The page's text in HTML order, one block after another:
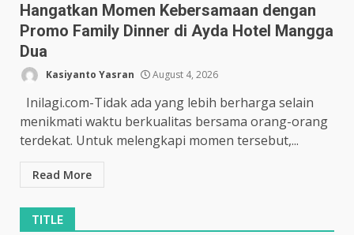
Hangatkan Momen Kebersamaan dengan
Promo Family Dinner di Ayda Hotel Mangga
Dua
Kasiyanto Yasran August 4, 2026
Inilagi.com-Tidak ada yang lebih berharga selain
menikmati waktu berkualitas bersama orang-orang
terdekat. Untuk melengkapi momen tersebut,...
Read More
TITLE